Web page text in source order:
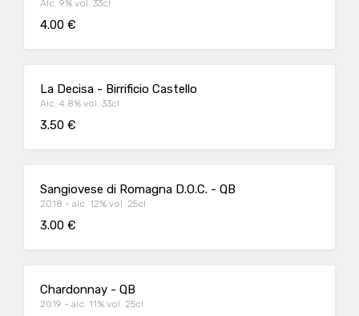
Alc. 9% vol. 33cl
4.00 €
La Decisa - Birrificio Castello
Alc. 4.8% vol. 33cl
3.50 €
Sangiovese di Romagna D.O.C. - QB
2018 - alc. 12% vol. 25cl
3.00 €
Chardonnay - QB
2019 - alc. 11% vol. 25cl